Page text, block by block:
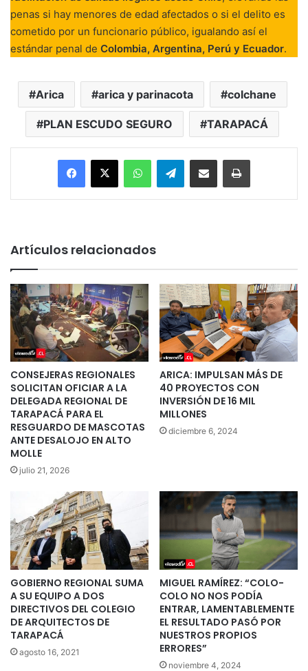
penas si hay menores de edad afectados o si el delito es
cometido por un funcionario público, igualando así el
estándar penal de Colombia, Argentina, Perú y Ecuador.
Arica arica y parinacota colchane
PLAN ESCUDO SEGURO TARAPACÁ
Facebook
X WhatsAppTelegramEnviar vía email Imprimir
Artículos relacionados
CONSEJERAS REGIONALES
SOLICITAN OFICIAR A LA
DELEGADA REGIONAL DE
TARAPACÁ PARA EL
RESGUARDO DE MASCOTAS
ANTE DESALOJO EN ALTO
MOLLE
julio 21, 2026
ARICA: IMPULSAN MÁS DE
40 PROYECTOS CON
INVERSIÓN DE 16 MIL
MILLONES
diciembre 6, 2024
GOBIERNO REGIONAL SUMA
A SU EQUIPO A DOS
DIRECTIVOS DEL COLEGIO
DE ARQUITECTOS DE
TARAPACÁ
agosto 16, 2021
MIGUEL RAMÍREZ: “COLO-
COLO NO NOS PODÍA
ENTRAR, LAMENTABLEMENTE
EL RESULTADO PASÓ POR
NUESTROS PROPIOS
ERRORES”
noviembre 4, 2024